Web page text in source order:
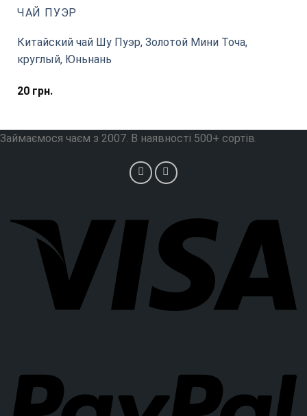
ЧАЙ ПУЭР
Китайский чай Шу Пуэр, Золотой Мини Точа,
круглый, Юньнань
20грн.
Займаємося чаєм з 2007. В наявності 500+ сортів.